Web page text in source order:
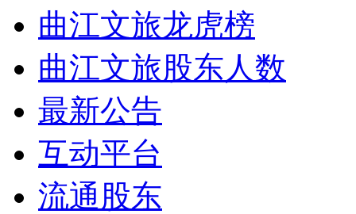
曲江文旅龙虎榜
曲江文旅股东人数
最新公告
互动平台
流通股东